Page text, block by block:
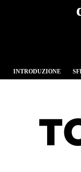
INTRODUZIONE